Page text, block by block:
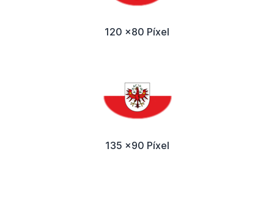
120 x80 Píxel
135 x90 Píxel